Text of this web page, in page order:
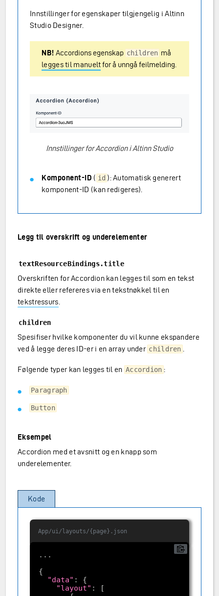
Innstillinger for egenskaper tilgjengelig i Altinn
Studio Designer.
NB! Accordions egenskap children må
legges til manueltfor å unngå feilmelding.
Innstillinger for Accordion i Altinn Studio
Komponent-ID ( id ): Automatisk generert
komponent-ID (kan redigeres).
Legg til overskrift og underelementer
textResourceBindings.title
Overskriften for Accordion kan legges til som en tekst
direkte eller refereres via en tekstnøkkel til en
tekstressurs
children
Spesifiser hvilke komponenter du vil kunne ekspandere
ved å legge deres ID-er i en array under children
Følgende typer kan legges til en Accordion :
Paragraph
Button
Eksempel
Accordion med et avsnitt og en knapp som
underelementer.
Kode
App/ui/layouts/{page}.json
"data"
"layout"